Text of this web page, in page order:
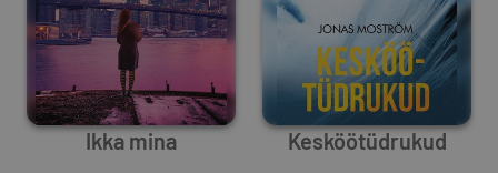
Ikka mina Kesköötüdrukud